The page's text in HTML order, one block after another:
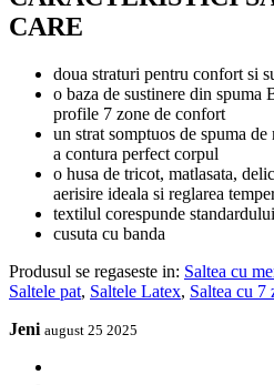
CARE
doua straturi pentru confort si
o baza de sustinere din spuma
profile 7 zone de confort
un strat somptuos de spuma
a contura perfect corpul
o husa de tricot, matlasata,
aerisire ideala si reglarea
textilul corespunde
cusuta cu banda
Produsul se regaseste in: Saltea cu
Saltele pat, Saltele Latex, Saltea cu 7
Jeni august 25 2025